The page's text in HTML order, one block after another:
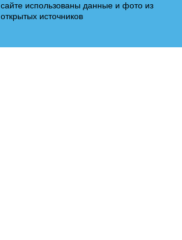
сайте использованы данные и фото из
открытых источников